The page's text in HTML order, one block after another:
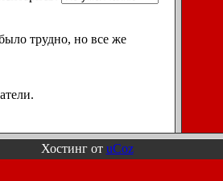
трудно, но все же
Хостинг от uCoz